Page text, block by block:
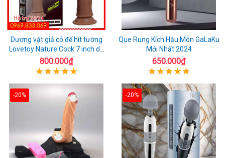
Dương vật giả có đế hít tường
Lovetoy Nature Cock 7 inch da
đen
800.000₫
Que Rung Kích Hậu Môn GaLaKu
Mới Nhất 2024
650.000₫
-20% -20%